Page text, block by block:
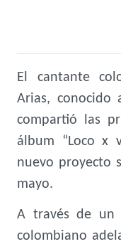
El cantante
Arias, conocido
compartió las
álbum “Loco x
nuevo proyecto
mayo.
A través de un
colombiano